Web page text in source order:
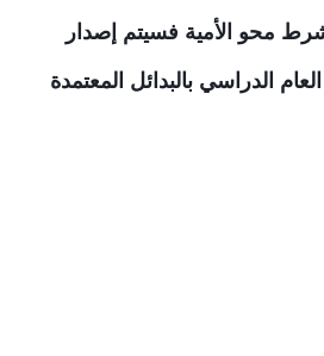
شرط محو الأمية فسيتم إصدار
الدراسي بالبدائل المعتمدة